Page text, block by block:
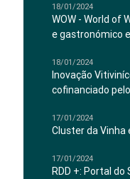
18/01/2024
WOW - World of
e gastronómico
18/01/2024
Inovação
cofinanciado
17/01/2024
Cluster da Vinha
17/01/2024
RDD +: Portal